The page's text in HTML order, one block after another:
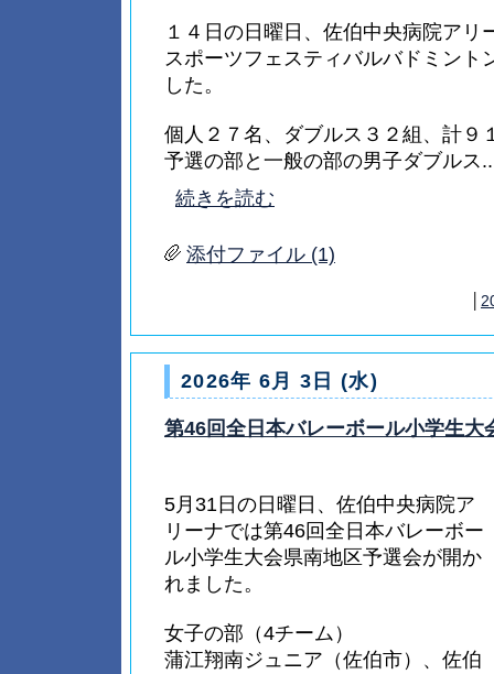
１４日の日曜日、佐伯中央病院アリ
スポーツフェスティバルバドミント
した。
個人２７名、ダブルス３２組、計９
予選の部と一般の部の男子ダブルス
続きを読む
添付ファイル (1)
2026年 6月 3日 (水)
第46回全日本バレーボール小学生大
5月31日の日曜日、佐伯中央病院ア
リーナでは第46回全日本バレーボー
ル小学生大会県南地区予選会が開か
れました。
女子の部（4チーム）
蒲江翔南ジュニア（佐伯市）、佐伯